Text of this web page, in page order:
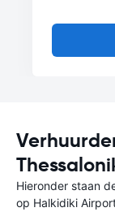
Hieronder staan
op Halkidiki